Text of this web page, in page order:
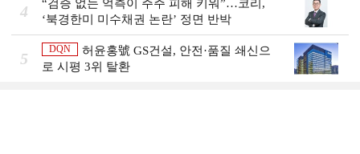
4
“검증 없는 억측이 주주 피해 키워”…코리,
‘북경한미 미수채권 논란’ 정면 반박
5
DQN
허윤홍號 GS건설, 안전·품질 쇄신으
로 시평 3위 탈환